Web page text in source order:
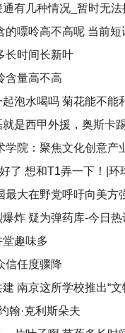
有几种情况_暂时无
的嘌呤高不高呢 当前短
长时间长新叶
含量高不高
泡水喝吗 菊花能不能
是西甲外援，奥斯卡
院：聚焦文化创意产
了 想和T1弄一下！|环
最大在野党呼吁向美方
炸 疑为弹药库-今日热
趣味多
信任度骤降
南京这所学校推出“文
翰·克利斯朵夫